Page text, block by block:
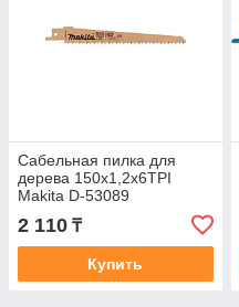
Сабельная пилка для
дерева 150x1,2x6TPI
Makita D-53089
2 110 ₸
Купить